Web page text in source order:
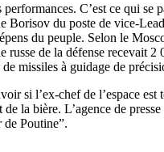
C’est ce qui
du poste de vice-
du peuple. Selon le
de la défense recevait
missiles à guidage de
si l’ex-chef de l’espace
la bière. L’agence de
Poutine”.